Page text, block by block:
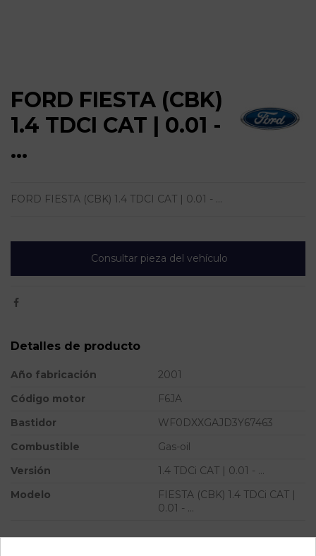
FORD FIESTA (CBK)
1.4 TDCI CAT | 0.01 -
...
FORD FIESTA (CBK) 1.4 TDCI CAT | 0.01 - ...
Consultar pieza del vehículo
Detalles de producto
Año fabricación
2001
Código motor
F6JA
Bastidor
WF0DXXGAJD3Y67463
Combustible
Gas-oil
Versión
1.4 TDCi CAT | 0.01 - ...
Modelo
FIESTA (CBK) 1.4 TDCi CAT |
0.01 - ...
ID: 64741